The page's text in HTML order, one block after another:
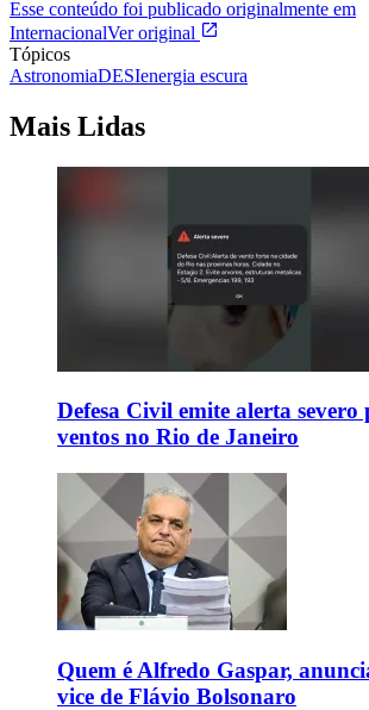
Esse conteúdo foi publicado originalmente em
InternacionalVer original
Tópicos
AstronomiaDESIenergia escura
Mais Lidas
Defesa Civil emite alerta severo
ventos no Rio de Janeiro
Quem é Alfredo Gaspar,
vice de Flávio Bolsonaro